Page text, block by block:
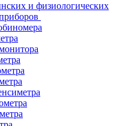
и физиологических